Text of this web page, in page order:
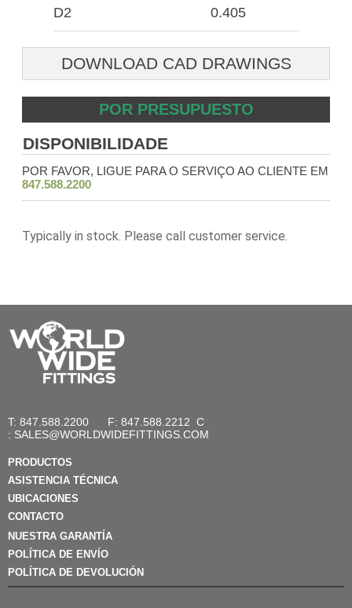
D2 0.405
DOWNLOAD CAD DRAWINGS
POR PRESUPUESTO
DISPONIBILIDADE
POR FAVOR, LIGUE PARA O SERVIÇO AO CLIENTE EM
847.588.2200
Typically in stock. Please call customer service.
T: 847.588.2200 F: 847.588.2212 C
: SALES@WORLDWIDEFITTINGS.COM
PRODUCTOS
ASISTENCIA TÉCNICA
UBICACIONES
CONTACTO
NUESTRA GARANTÍA
POLÍTICA DE ENVÍO
POLÍTICA DE DEVOLUCIÓN